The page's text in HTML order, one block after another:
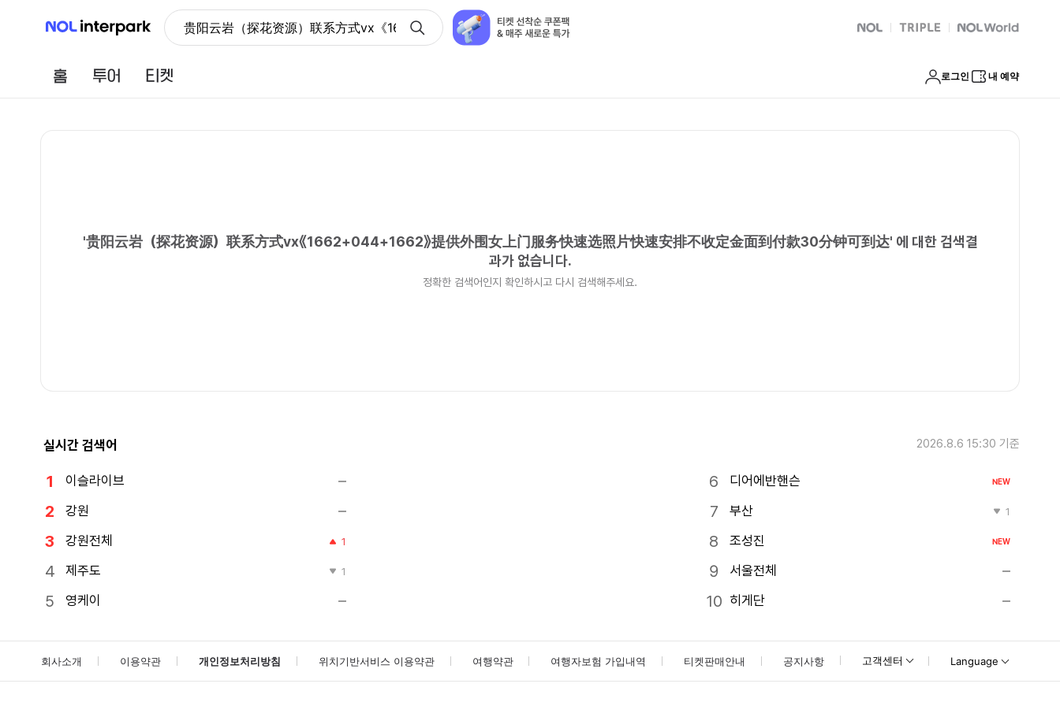
NOL 인터파크 贵阳云岩（探花资源）联系方式vx《1662+044+1662》提供外围女上门服务快速选照片快速安排不收定金面到付款30分钟可到达
NOL 트리플 Global Interpark
홈 투어 로그인 내 예약
'贵阳云岩（探花资源）联系方式vx《1662+044+1662》提供外围女上门服务快速选照片快速安排不收定金面到付款30分钟可到达' 에 대한 검색결
과가 없습니다.
정확한 검색어인지 확인하시고 다시 검색해주세요.
실시간 검색어 2026.8.6 15:30 기준
이슬라이브
강원
강원전체
1
제주도 1
영케이
디어에반핸슨 NEW
부산 1
조성진 NEW
서울전체
히게단
회사소개 이용약관 개인정보처리방침 위치기반서비스 이용약관 여행약관 여행자보험 가입내역 티켓판매안내 공지사항 고객센터 Language